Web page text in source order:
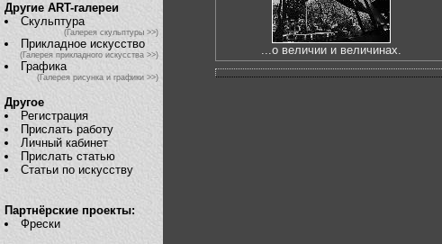
Другие ART-галереи
Скульптура
(Галерея скульптуры >>)
Прикладное искусство
(Галерея прикладного искусства >>)
Графика
(Галерея рисунка и графики >>)
Другое
Регистрация
Прислать работу
Личный кабинет
Прислать статью
Статьи по искусству
Партнёрские проекты:
Фрески
...о величии и величинах.